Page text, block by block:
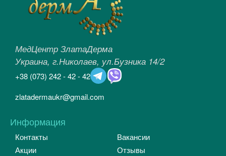
МедЦентр ЗлатаДерма
Украина, г.Николаев, ул.Бузника 14/2
+38 (073) 242 - 42 - 42
zlatadermaukr@gmail.com
Информация
Контакты
Вакансии
Акции
Отзывы